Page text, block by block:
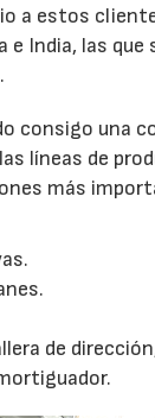
a estos
India, las
consigo una
líneas de
más
de